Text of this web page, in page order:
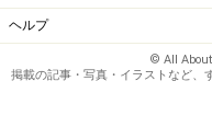
ヘルプ
© All
掲載の記事・写真・イラストなど、